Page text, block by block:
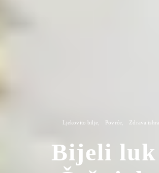
Ljekovito bilje Povrće Zdrava
Bijeli luk